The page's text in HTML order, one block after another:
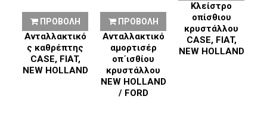
ΠΡΟΒΟΛΗ
Ανταλλακτικό
ς καθρέπτης
CASE, FIAT,
NEW HOLLAND
ΠΡΟΒΟΛΗ
Ανταλλακτικό
αμορτισέρ
οπ΄ισθίου
κρυστάλλου
NEW HOLLAND
/ FORD
Κλείστρο
οπίσθιου
κρυστάλλου
CASE, FIAT,
NEW HOLLAND